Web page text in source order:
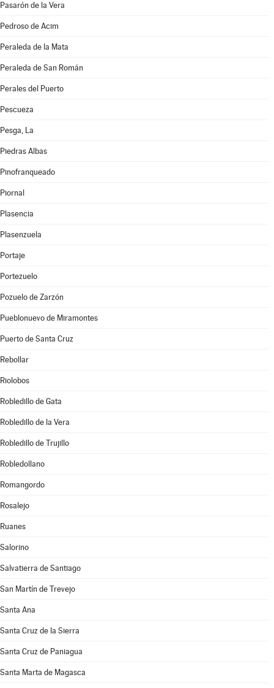
Pasarón de la Vera
Pedroso de Acim
Peraleda de la Mata
Peraleda de San Román
Perales del Puerto
Pescueza
Pesga, La
Piedras Albas
Pinofranqueado
Piornal
Plasencia
Plasenzuela
Portaje
Portezuelo
Pozuelo de Zarzón
Pueblonuevo de Miramontes
Puerto de Santa Cruz
Rebollar
Riolobos
Robledillo de Gata
Robledillo de la Vera
Robledillo de Trujillo
Robledollano
Romangordo
Rosalejo
Ruanes
Salorino
Salvatierra de Santiago
San Martín de Trevejo
Santa Ana
Santa Cruz de la Sierra
Santa Cruz de Paniagua
Santa Marta de Magasca